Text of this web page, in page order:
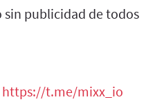
sin publicidad de todos
https://t.me/mixx_io